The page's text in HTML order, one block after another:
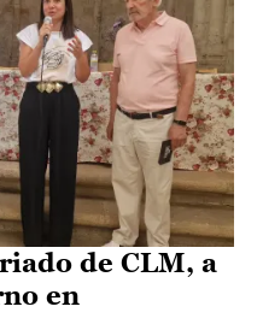
de CLM, a
en